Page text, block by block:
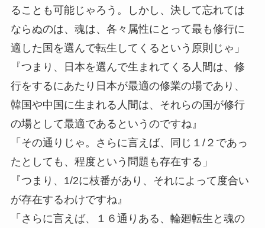
ることも可能じゃろう。しかし、決して忘れては
ならぬのは、魂は、各々属性にとって最も修行に
適した国を選んで転生してくるという原則じゃ」
『つまり、日本を選んで生まれてくる人間は、修
行をするにあたり日本が最適の修業の場であり、
韓国や中国に生まれる人間は、それらの国が修行
の場として最適であるというのですね』
「その通りじゃ。さらに言えば、同じ１/２であっ
たとしても、程度という問題も存在する」
『つまり、1/2に枝番があり、それによって度合い
が存在するわけですね』
「さらに言えば、１６通りある、輪廻転生と魂の